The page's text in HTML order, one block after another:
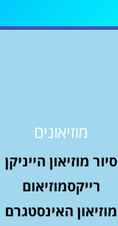
מוזיאונים
סיור מוזיאון הייניקן
רייקסמוזיאום
מוזיאון האינסטגרם